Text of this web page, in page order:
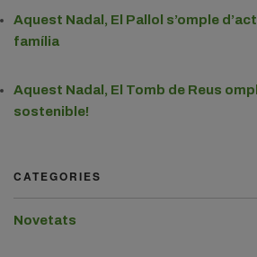
Aquest Nadal, El Pallol s’omple
família
Aquest Nadal, El Tomb de Reus
sostenible!
CATEGORIES
Novetats